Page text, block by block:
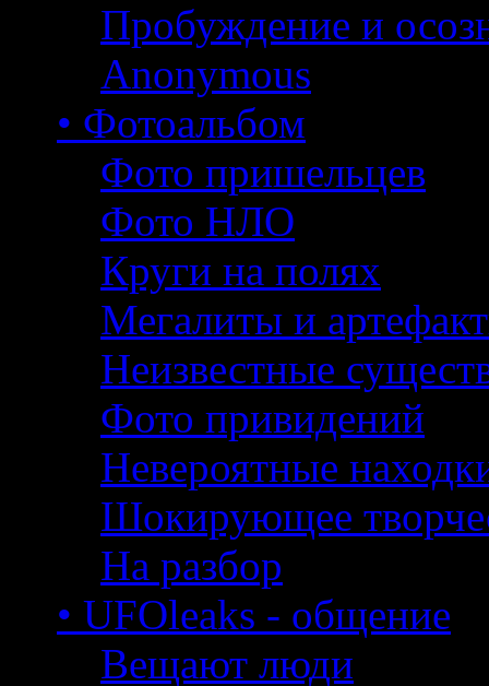
Пробуждение и
Anonymous
• Фотоальбом
Фото пришельцев
Фото НЛО
Круги на полях
Мегалиты и
Неизвестные
Фото привидений
Невероятные
Шокирующее
На разбор
• UFOleaks - общение
Вещают люди